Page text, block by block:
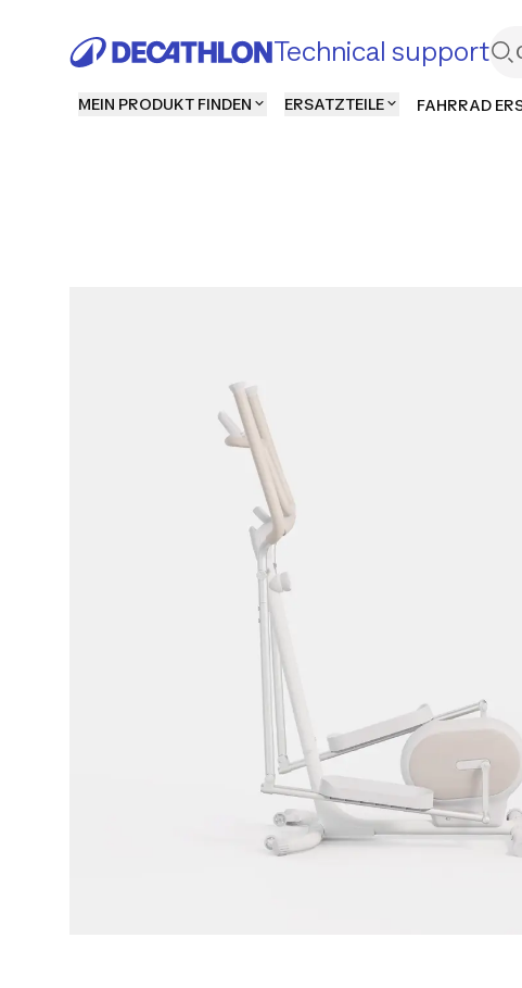
Technical support
MEIN PRODUKT FINDEN ERSATZTEILE FAHRRAD